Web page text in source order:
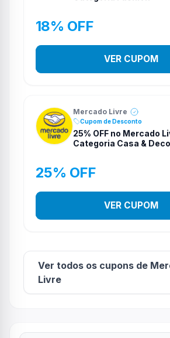
18% OFF
VER CUPOM
Mercado Livre
Cupom de Desconto
25% OFF no Mercado
Categoria Casa &
25% OFF
VER CUPOM
Ver todos os cupons de
Livre